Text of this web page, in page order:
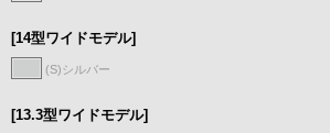
[14型ワイドモデル]
(S)シルバー
[13.3型ワイドモデル]